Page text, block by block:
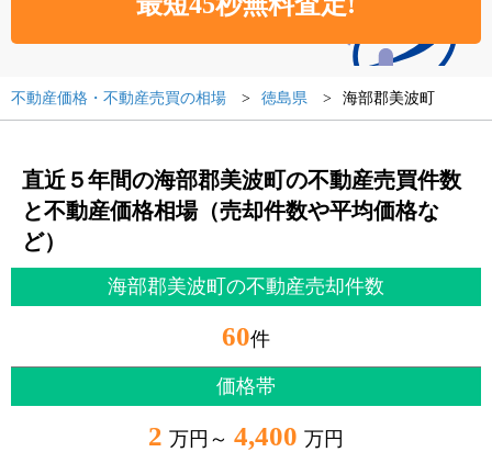
不動産価格・不動産売買の相場 徳島県 海部郡美波町
直近５年間の海部郡美波町の不動産売買件数
と不動産価格相場（売却件数や平均価格な
ど）
海部郡美波町の不動産売却件数
60件
価格帯
2 万円～ 4,400 万円